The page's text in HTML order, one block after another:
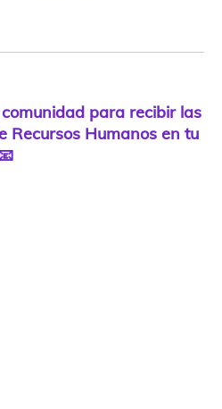
para recibir las
Recursos Humanos en tu